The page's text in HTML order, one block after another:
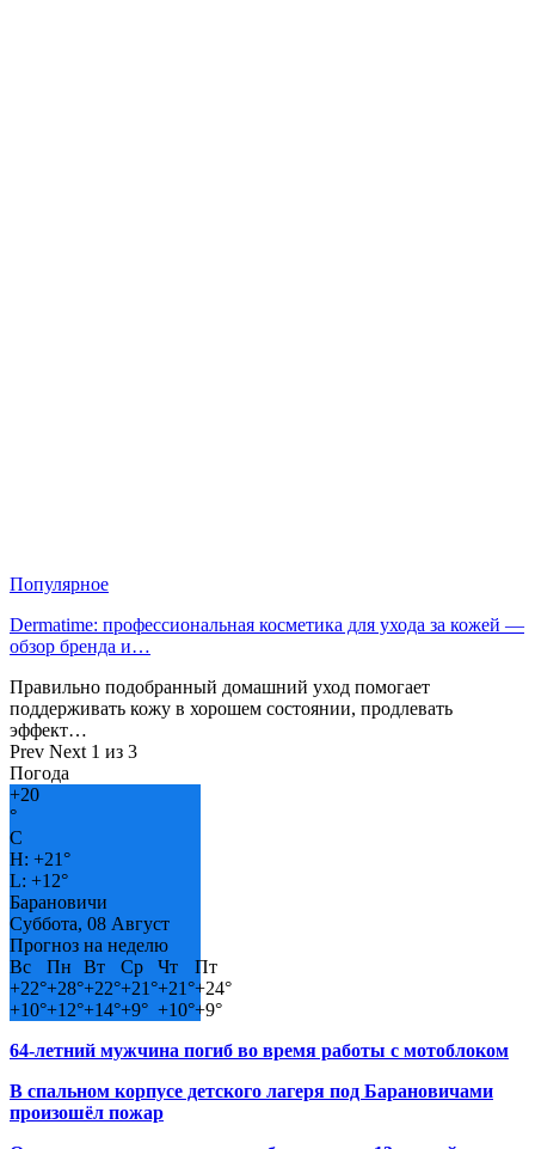
Популярное
Dermatime: профессиональная косметика для ухода за кожей —
обзор бренда и…
Правильно подобранный домашний уход помогает
поддерживать кожу в хорошем состоянии, продлевать
эффект…
Prev Next 1 из 3
Погода
+20
°
C
H: +21°
L: +12°
Барановичи
Суббота, 08 Август
Прогноз на неделю
Вс
Пн Вт Ср Чт
Пт
+22°+28°+22°+21°+21°+24°
+10°+12°+14°+9° +10°+9°
64-летний мужчина погиб во время работы с мотоблоком
В спальном корпусе детского лагеря под Барановичами
произошёл пожар